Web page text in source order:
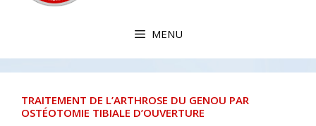
MENU
TRAITEMENT DE L’ARTHROSE DU GENOU PAR
OSTÉOTOMIE TIBIALE D’OUVERTURE